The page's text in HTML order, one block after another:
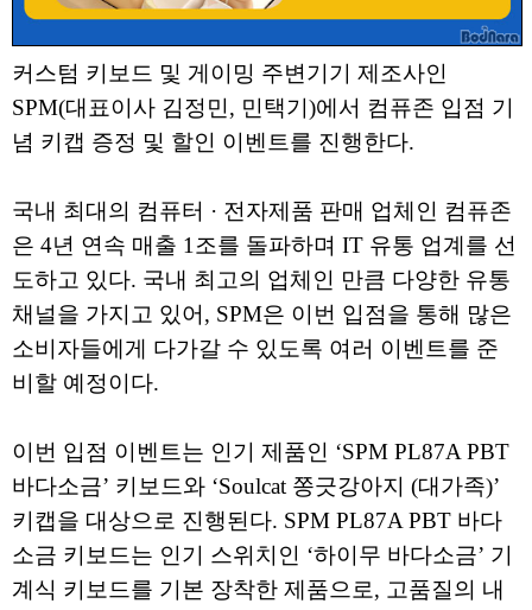
커스텀 키보드 및 게이밍 주변기기 제조사인
SPM(대표이사 김정민, 민택기)에서 컴퓨존 입점 기
념 키캡 증정 및 할인 이벤트를 진행한다.
국내 최대의 컴퓨터 · 전자제품 판매 업체인 컴퓨존
은 4년 연속 매출 1조를 돌파하며 IT 유통 업계를 선
도하고 있다. 국내 최고의 업체인 만큼 다양한 유통
채널을 가지고 있어, SPM은 이번 입점을 통해 많은
소비자들에게 다가갈 수 있도록 여러 이벤트를 준
비할 예정이다.
이번 입점 이벤트는 인기 제품인 ‘SPM PL87A PBT
바다소금’ 키보드와 ‘Soulcat 쫑긋강아지 (대가족)’
키캡을 대상으로 진행된다. SPM PL87A PBT 바다
소금 키보드는 인기 스위치인 ‘하이무 바다소금’ 기
계식 키보드를 기본 장착한 제품으로, 고품질의 내